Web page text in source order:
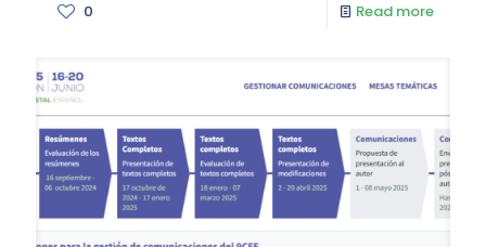
0 Read more